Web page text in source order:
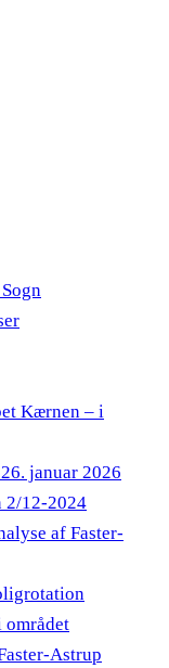
Kærnen – i
januar 2026
2/12-2024
af Faster-
Astrup